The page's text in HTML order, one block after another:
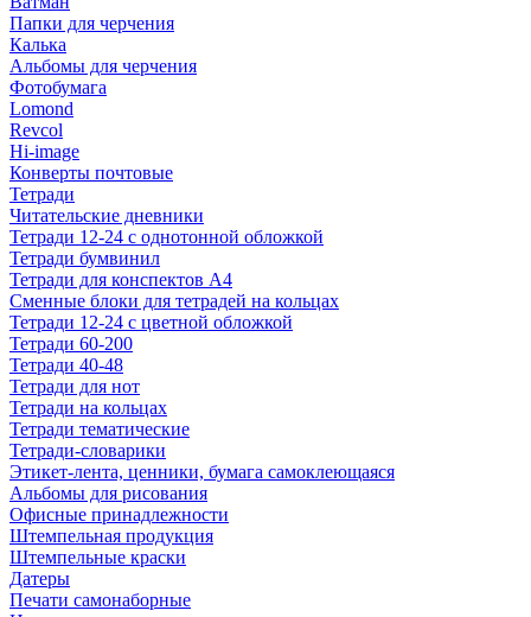
Папки для черчения
Калька
Альбомы для черчения
Фотобумага
Lomond
Revcol
Hi-image
Конверты почтовые
Тетради
Читательские дневники
Тетради 12-24 с однотонной обложкой
Тетради бумвинил
Тетради для конспектов А4
Сменные блоки для тетрадей на кольцах
Тетради 12-24 с цветной обложкой
Тетради 60-200
Тетради 40-48
Тетради для нот
Тетради на кольцах
Тетради тематические
Тетради-словарики
Этикет-лента, ценники, бумага самоклеющаяся
Альбомы для рисования
Офисные принадлежности
Штемпельная продукция
Штемпельные краски
Датеры
Печати самонаборные